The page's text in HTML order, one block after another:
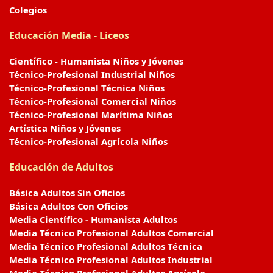
Colegios
Educación Media - Liceos
Científico - Humanista Niños y Jóvenes
Técnico-Profesional Industrial Niños
Técnico-Profesional Técnica Niños
Técnico-Profesional Comercial Niños
Técnico-Profesional Marítima Niños
Artística Niños y Jóvenes
Técnico-Profesional Agrícola Niños
Educación de Adultos
Básica Adultos Sin Oficios
Básica Adultos Con Oficios
Media Científico - Humanista Adultos
Media Técnico Profesional Adultos Comercial
Media Técnico Profesional Adultos Técnica
Media Técnico Profesional Adultos Industrial